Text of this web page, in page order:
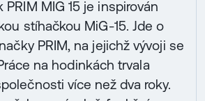
MIG 15 je inspirován
stíhačkou MiG-15. Jde o
PRIM, na jejichž vývoji se
na hodinkách trvala
více než dva roky.